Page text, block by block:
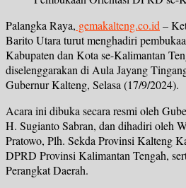
Palangka Raya, gemakalteng.co.id–
Barito Utara turut menghadiri
Kabupaten dan Kota se-Kalimantan
diselenggarakan di Aula Jayang
Gubernur Kalteng, Selasa (17/9/2024).
Acara ini dibuka secara resmi oleh
H. Sugianto Sabran, dan dihadiri oleh
Pratowo, Plh. Sekda Provinsi Kalteng
DPRD Provinsi Kalimantan Tengah,
Perangkat Daerah.